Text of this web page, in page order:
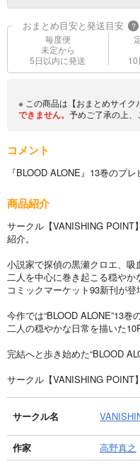
おまとめ目安と発送目安 ?
毎度便
未定から
5日以内に発送
10
※ この商品は【おまとめサイク
できません。 予めご了承の上、
コメント
『BLOOD ALONE』13巻のプ
商品紹介
サークル【VANISHING POINT
紹介。
小説家で探偵の黒瀬クロエ、吸
二人を中心に巻き起こる穏や
コミックマーケット93新刊が登
今作では“BLOOD ALONE”13巻
二人の穏やかな日常を描いた
完結へと歩き始めた“BLOOD
サークル【VANISHING POINT
サークル名
作家
高野真之